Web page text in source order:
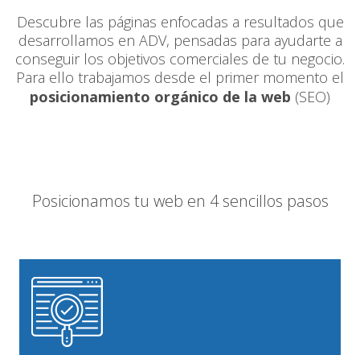
Descubre las páginas enfocadas a resultados que
desarrollamos en ADV, pensadas para ayudarte a
conseguir los objetivos comerciales de tu negocio.
Para ello trabajamos desde el primer momento el
posicionamiento orgánico de la web (SEO)
Posicionamos tu web en 4 sencillos pasos